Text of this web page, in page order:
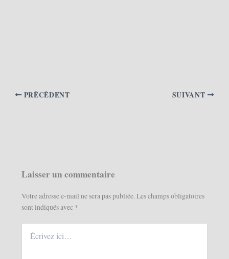
PRÉCÉDENT SUIVANT
Laisser un commentaire
Votre adresse e-mail ne sera pas publiée.Les champs obligatoires
sont indiqués avec *
ici…